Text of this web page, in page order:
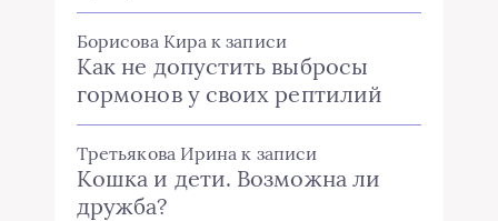
Борисова Кира к записи
Как не допустить выбросы
гормонов у своих рептилий
Третьякова Ирина к записи
Кошка и дети. Возможна ли
дружба?